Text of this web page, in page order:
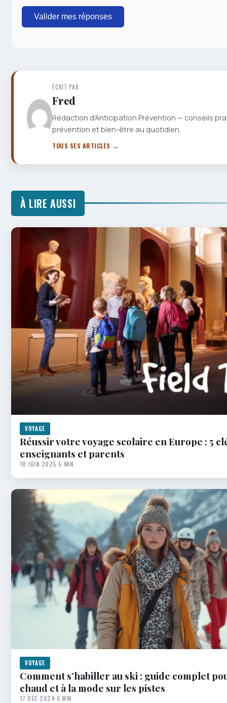
Valider mes réponses
ÉCRIT PAR
Fred
Rédaction d'Anticipation Prévention — conseils
prévention et bien-être au quotidien.
TOUS SES ARTICLES →
À LIRE AUSSI
VOYAGE
Réussir votre voyage scolaire en Europe : 5
enseignants et parents
10 JUIN 2025·5 MIN
VOYAGE
Comment s’habiller au ski : guide complet
chaud et à la mode sur les pistes
17 DÉC 2024·6 MIN